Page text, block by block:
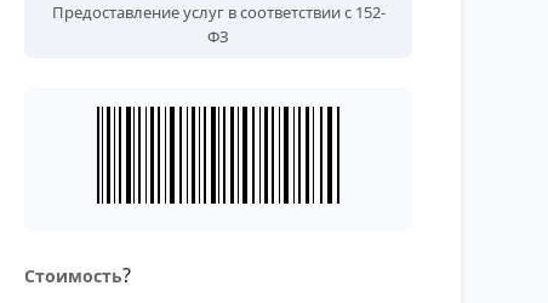
Предоставление услуг в соответствии с 152-
ФЗ
Стоимость?